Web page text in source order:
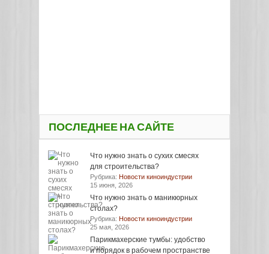
ПОСЛЕДНЕЕ НА САЙТЕ
Что нужно знать о сухих смесях
для строительства?
Рубрика: Новости киноиндустрии
15 июня, 2026
Что нужно знать о маникюрных
столах?
Рубрика: Новости киноиндустрии
25 мая, 2026
Парикмахерские тумбы: удобство
и порядок в рабочем пространстве